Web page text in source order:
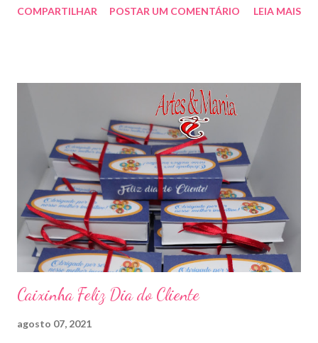
artesmania1@hotmail.com
COMPARTILHAR POSTAR UM COMENTÁRIO LEIA MAIS
Caixinha Feliz Dia do Cliente
agosto 07, 2021